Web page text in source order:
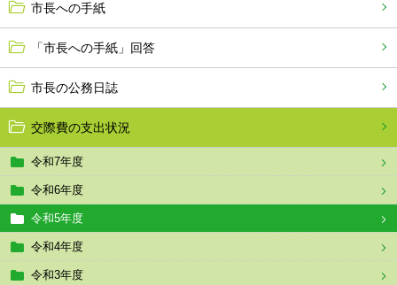
市長への手紙
「市長への手紙」回答
市長の公務日誌
交際費の支出状況
令和7年度
令和6年度
令和5年度
令和4年度
令和3年度